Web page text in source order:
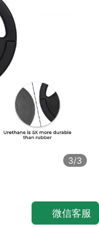
3/3
微信客服